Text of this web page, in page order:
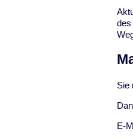
des
Sie
E-